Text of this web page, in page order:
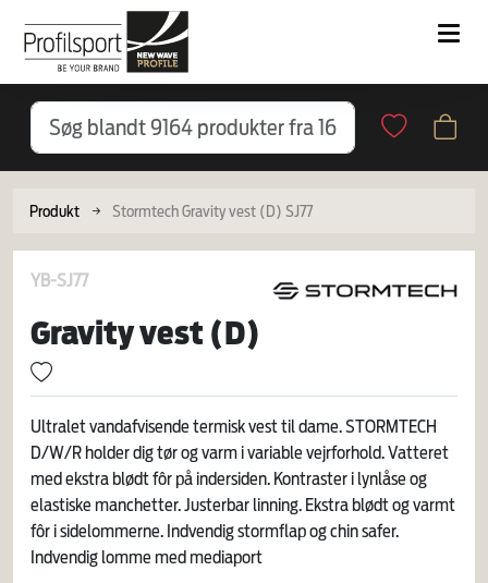
Produkt Stormtech Gravity vest (D) SJ77
YB-SJ77
Gravity vest (D)
Ultralet vandafvisende termisk vest til dame. STORMTECH
D/W/R holder dig tør og varm i variable vejrforhold. Vatteret
med ekstra blødt fôr på indersiden. Kontraster i lynlåse og
elastiske manchetter. Justerbar linning. Ekstra blødt og varmt
fôr i sidelommerne. Indvendig stormflap og chin safer.
Indvendig lomme med mediaport